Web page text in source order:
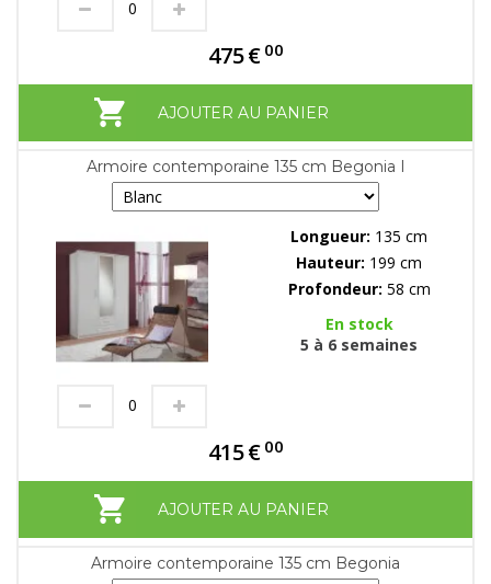
475€ 00
AJOUTER AU PANIER
Armoire contemporaine 135 cm Begonia I
Longueur: 135 cm
Hauteur: 199 cm
Profondeur: 58 cm
En stock
5 à 6 semaines
415€ 00
AJOUTER AU PANIER
Armoire contemporaine 135 cm Begonia